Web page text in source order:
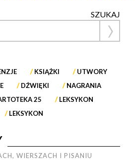
SZUKAJ
KSIĄŻKI
UTWORY
DŹWIĘKI
NAGRANIA
25
LEKSYKON
LEKSYKON
WIERSZACH I PISANIU